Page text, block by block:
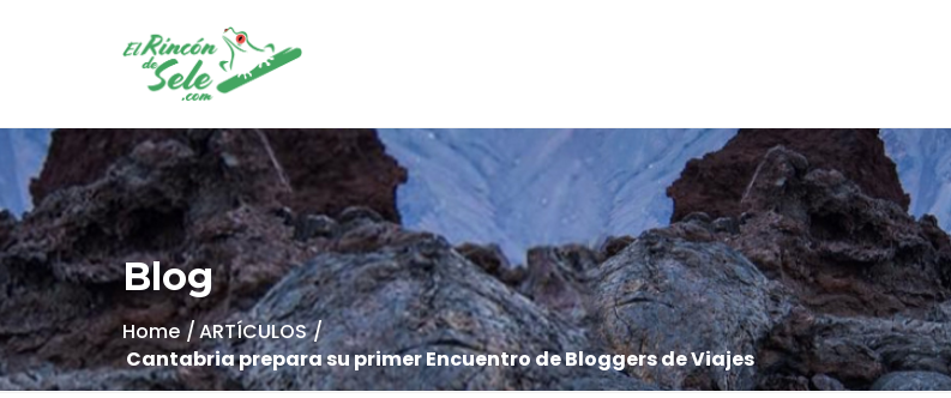
Blog
Home
ARTÍCULOS
Cantabria prepara su primer Encuentro de Bloggers de Viajes